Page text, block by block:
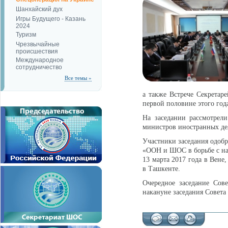
Шанхайский дух
Игры Будущего - Казань
2024
Туризм
Чрезвычайные
происшествия
Международное
сотрудничество
Все темы »
а также Встрече
первой половине этого
На заседании
министров иностранных
Участники заседания
«ООН и ШОС в борьбе с
13 марта 2017 года в
в Ташкенте.
Очередное заседание
накануне заседания